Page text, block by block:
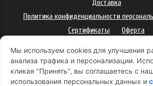
Мы используем cookies для улучшения
анализа трафика и персонализации.
кликая "Принять", вы соглашаетесь с
использования персональных данных и
Доставка
Политика конфиденциальности
Сертификаты
Оферта
Правила ухода за одеждой
Условия использования Cookie-